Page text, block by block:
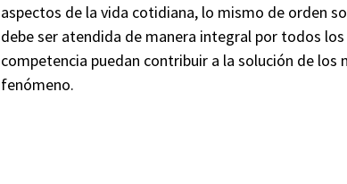
aspectos de la vida cotidiana, lo mismo de orden
debe ser atendida de manera integral por todos
competencia puedan contribuir a la solución de
fenómeno.